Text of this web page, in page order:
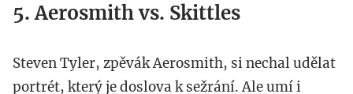
5. Aerosmith vs. Skittles
Steven Tyler, zpěvák Aerosmith, si nechal udělat
portrét, který je doslova k sežrání. Ale umí i